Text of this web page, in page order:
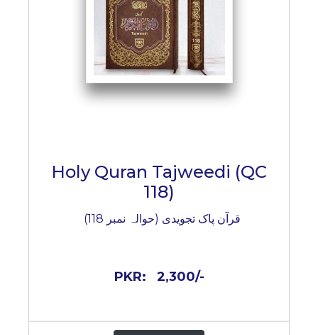
Holy Quran Tajweedi (QC
118)
قرآن پاک تجویدی (حوالہ نمبر 118)
PKR: 2,300/-